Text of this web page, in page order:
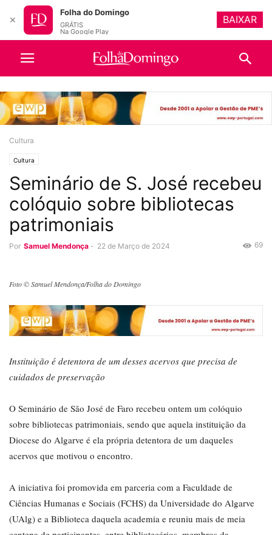
Cultura
Cultura
Seminário de S. José recebeu
colóquio sobre bibliotecas
patrimoniais
Por Samuel Mendonça - 22 de Março de 2024 69
Foto © Samuel Mendonça/Folha do Domingo
Instituição é detentora de um desses acervos que precisa de
cuidados de preservação
O Seminário de São José de Faro recebeu ontem um colóquio
sobre bibliotecas patrimoniais, sendo que aquela instituição da
Diocese do Algarve é ela própria detentora de um daqueles
acervos que motivou o encontro.
A iniciativa foi promovida em parceria com a Faculdade de
Ciências Humanas e Sociais (FCHS) da Universidade do Algarve
(UAlg) e a Biblioteca daquela academia e reuniu mais de meia
✕
Folha do Domingo
GRÁTIS
Na Google Play
BAIXAR